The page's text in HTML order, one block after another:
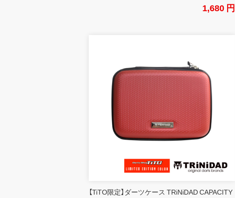
1,680 円
【TiTO限定】ダーツケース TRiNiDAD CAPACITY